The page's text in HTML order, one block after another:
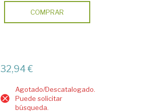
COMPRAR
32,94 €
Agotado/Descatalogado.
Puede solicitar
búsqueda.